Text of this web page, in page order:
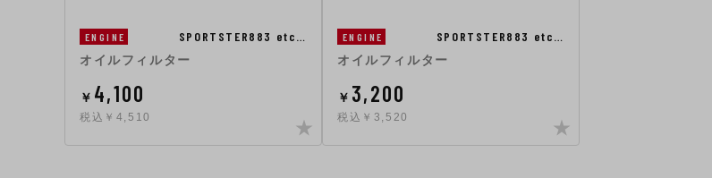
ENGINE SPORTSTER883 etc…
オイルフィルター
￥ 4,100
税込￥4,510
ENGINE SPORTSTER883 etc…
オイルフィルター
￥ 3,200
税込￥3,520